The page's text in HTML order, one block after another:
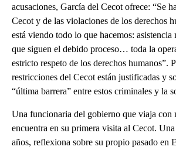
acusaciones, García del Cecot ofrece: “Se
Cecot y de las violaciones de los derechos
está viendo todo lo que hacemos: asistencia
que siguen el debido proceso… toda la
estricto respeto de los derechos humanos”.
restricciones del Cecot están justificadas y
“última barrera” entre estos criminales y la
Una funcionaria del gobierno que viaja con
encuentra en su primera visita al Cecot.
años, reflexiona sobre su propio pasado en